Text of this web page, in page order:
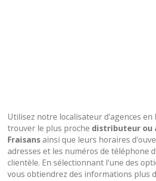
Utilisez notre localisateur d'agences
trouver le plus proche distributeur ou
Fraisansainsi que leurs horaires
adresses et les numéros de téléphone
clientèle. En sélectionnant l'une des
vous obtiendrez des informations plus